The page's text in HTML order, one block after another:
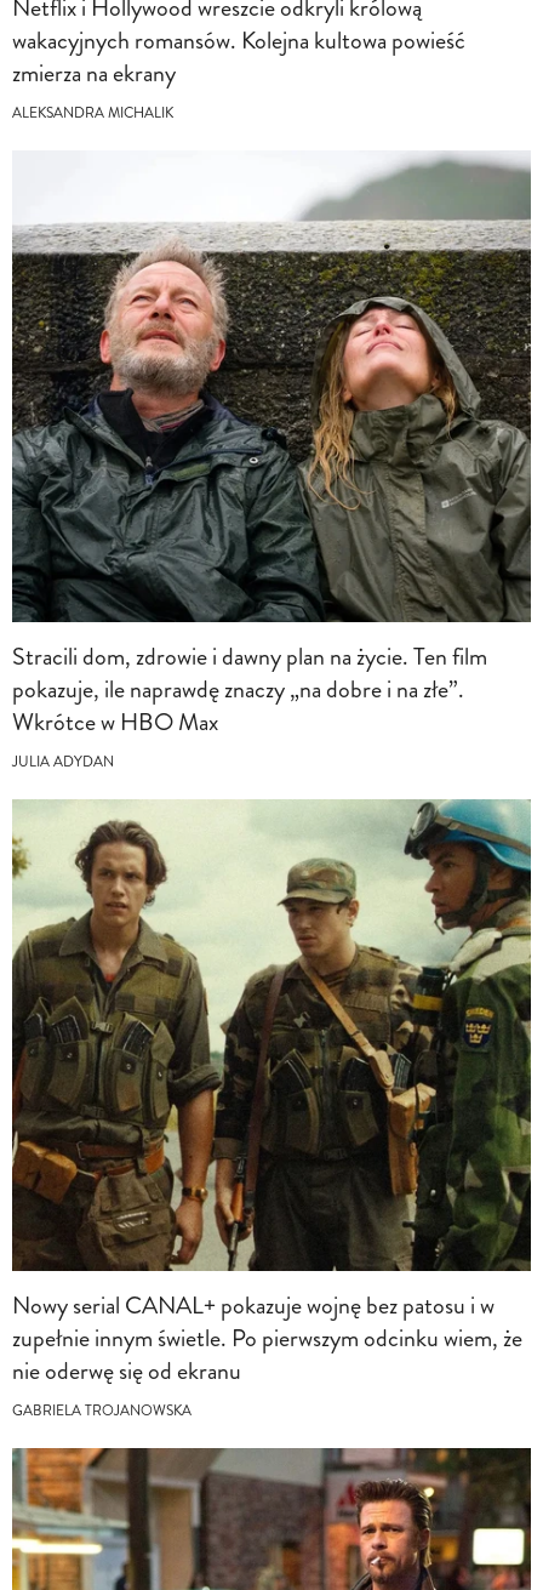
Netflix i Hollywood wreszcie odkryli królową
wakacyjnych romansów. Kolejna kultowa powieść
zmierza na ekrany
ALEKSANDRA MICHALIK
Stracili dom, zdrowie i dawny plan na życie. Ten film
pokazuje, ile naprawdę znaczy „na dobre i na złe”.
Wkrótce w HBO Max
JULIA ADYDAN
Nowy serial CANAL+ pokazuje wojnę bez patosu i w
zupełnie innym świetle. Po pierwszym odcinku wiem, że
nie oderwę się od ekranu
GABRIELA TROJANOWSKA